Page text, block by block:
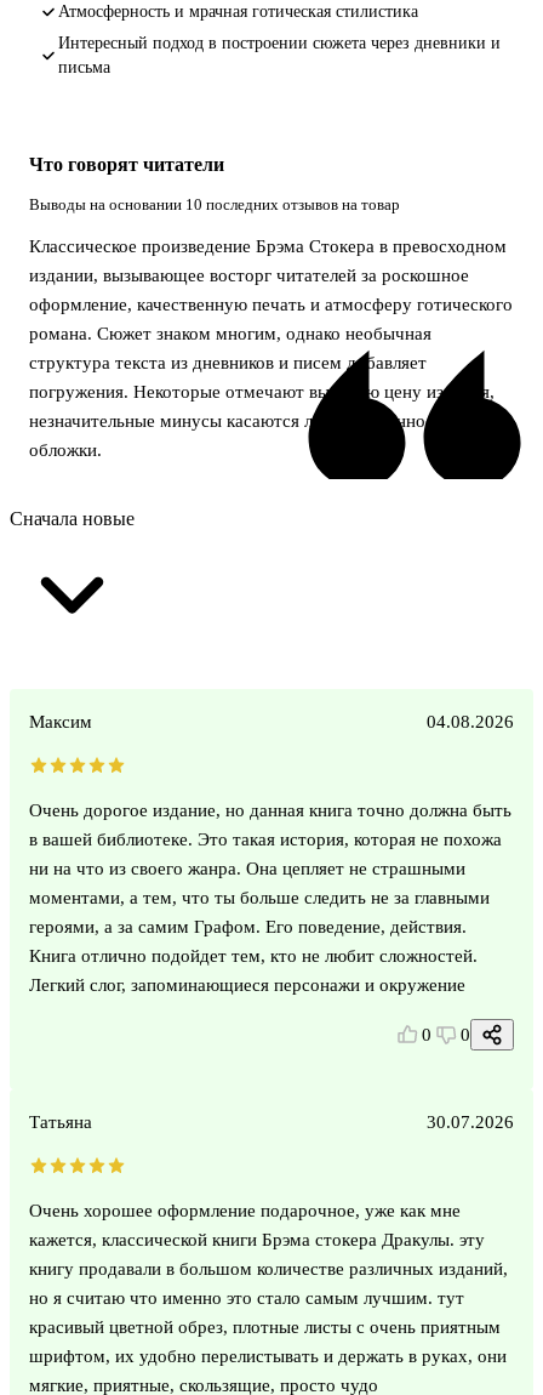
Атмосферность и мрачная готическая стилистика
Интересный подход в построении сюжета через дневники и
письма
Что говорят читатели
Выводы на основании 10 последних отзывов на товар
Классическое произведение Брэма Стокера в превосходном
издании, вызывающее восторг читателей за роскошное
оформление, качественную печать и атмосферу готического
романа. Сюжет знаком многим, однако необычная
структура текста из дневников и писем добавляет
погружения. Некоторые отмечают высокую цену издания,
незначительные минусы касаются лишь сохранности
обложки.
Сначала новые
Максим 04.08.2026
Очень дорогое издание, но данная книга точно должна быть
в вашей библиотеке. Это такая история, которая не похожа
ни на что из своего жанра. Она цепляет не страшными
моментами, а тем, что ты больше следить не за главными
героями, а за самим Графом. Его поведение, действия.
Книга отлично подойдет тем, кто не любит сложностей.
Легкий слог, запоминающиеся персонажи и окружение
0 0
Татьяна 30.07.2026
Очень хорошее оформление подарочное, уже как мне
кажется, классической книги Брэма стокера Дракулы. эту
книгу продавали в большом количестве различных изданий,
но я считаю что именно это стало самым лучшим. тут
красивый цветной обрез, плотные листы с очень приятным
шрифтом, их удобно перелистывать и держать в руках, они
мягкие, приятные, скользящие, просто чудо